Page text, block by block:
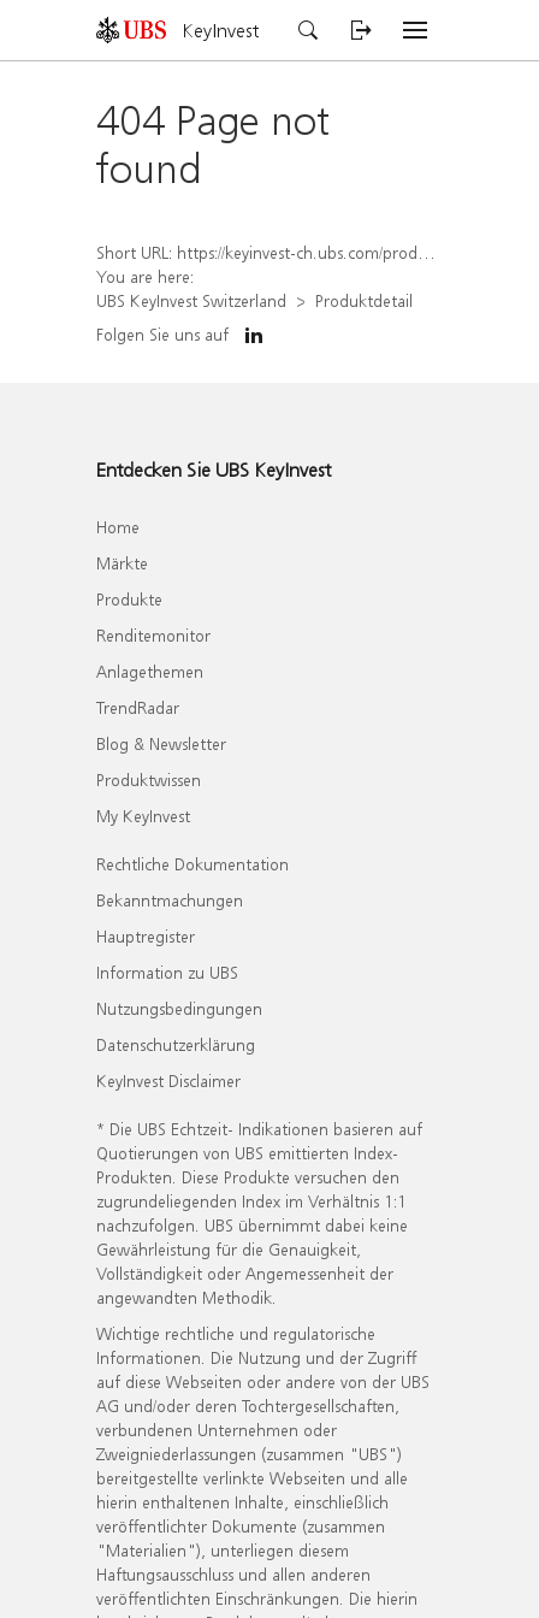
KeyInvest
404 Page not
found
Short URL: https://keyinvest-ch.ubs.com/produkt/detail/index/isin/CH1572295959
You are here:
UBS KeyInvest Switzerland
Produktdetail
Folgen Sie uns auf
Entdecken Sie UBS KeyInvest
Home
Märkte
Produkte
Renditemonitor
Anlagethemen
TrendRadar
Blog & Newsletter
Produktwissen
My KeyInvest
Rechtliche Dokumentation
Bekanntmachungen
Hauptregister
Information zu UBS
Nutzungsbedingungen
Datenschutzerklärung
KeyInvest Disclaimer
* Die UBS Echtzeit- Indikationen basieren auf
Quotierungen von UBS emittierten Index-
Produkten. Diese Produkte versuchen den
zugrundeliegenden Index im Verhältnis 1:1
nachzufolgen. UBS übernimmt dabei keine
Gewährleistung für die Genauigkeit,
Vollständigkeit oder Angemessenheit der
angewandten Methodik.
Wichtige rechtliche und regulatorische
Informationen. Die Nutzung und der Zugriff
auf diese Webseiten oder andere von der UBS
AG und/oder deren Tochtergesellschaften,
verbundenen Unternehmen oder
Zweigniederlassungen (zusammen "UBS")
bereitgestellte verlinkte Webseiten und alle
hierin enthaltenen Inhalte, einschließlich
veröffentlichter Dokumente (zusammen
"Materialien"), unterliegen diesem
Haftungsausschluss und allen anderen
veröffentlichten Einschränkungen. Die hierin